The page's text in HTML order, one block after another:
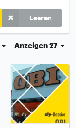
Leeren
Anzeigen 27